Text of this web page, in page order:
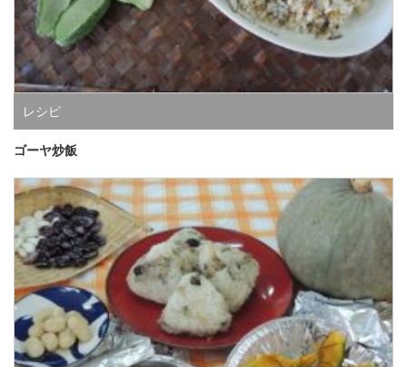
レシピ
ゴーヤ炒飯